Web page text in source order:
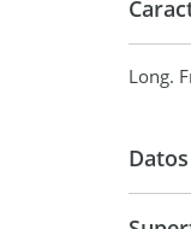
Long.